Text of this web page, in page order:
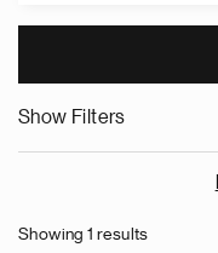
Show Filters
Showing 1 results